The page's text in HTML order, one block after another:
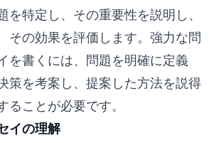
を特定し、その重要性を説明し、
その効果を評価します。強力な問
を書くには、問題を明確に定義
策を考案し、提案した方法を説得
ることが必要です。
イの理解